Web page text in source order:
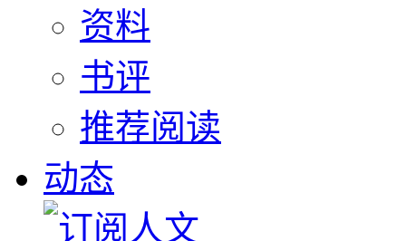
资料
书评
推荐阅读
动态